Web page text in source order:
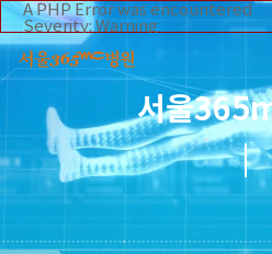
A PHP Error was encountered
Severity: Warning
Message: Invalid argument
Filename: _inc/header_body.php
Line Number: 108
File:
/home/suction/public_html/
Line: 108
Function: _error_handler
File:
/home/suction/public_html/
Line: 295
File:
본문 바로가기
서울